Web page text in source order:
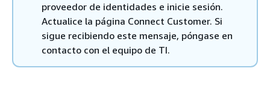
proveedor de identidades e inicie sesión.
Actualice la página Connect Customer. Si
sigue recibiendo este mensaje, póngase en
contacto con el equipo de TI.